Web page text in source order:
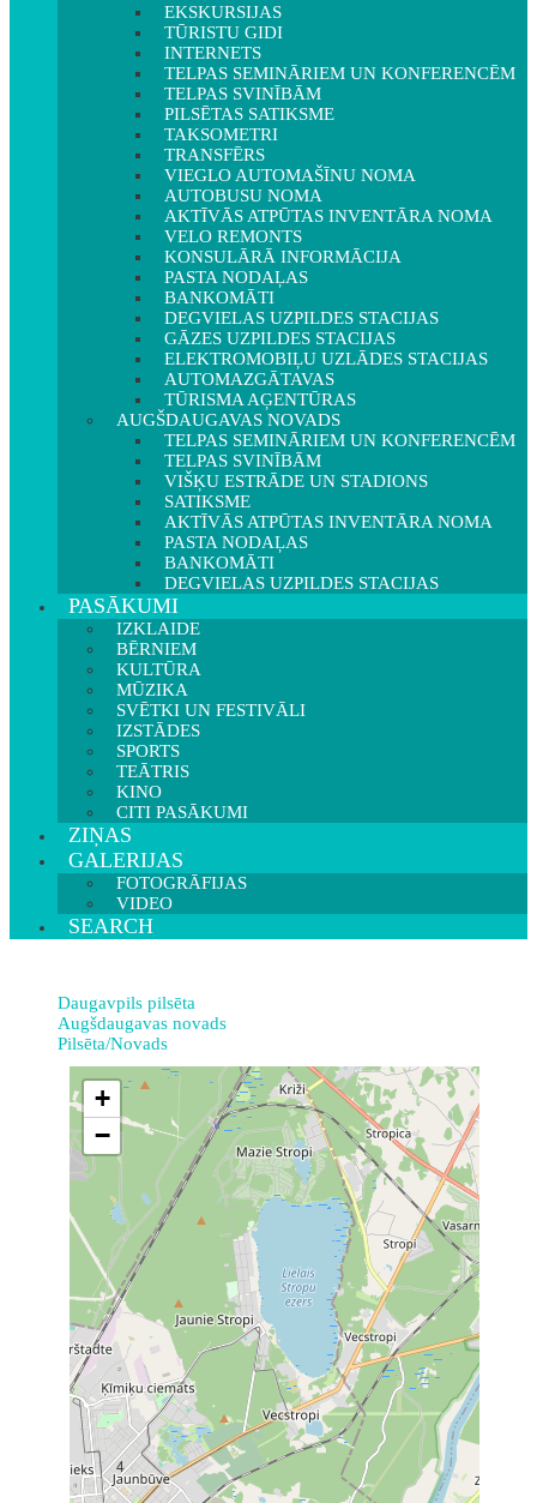
EKSKURSIJAS
TŪRISTU GIDI
INTERNETS
TELPAS SEMINĀRIEM UN KONFERENCĒM
TELPAS SVINĪBĀM
PILSĒTAS SATIKSME
TAKSOMETRI
TRANSFĒRS
VIEGLO AUTOMAŠĪNU NOMA
AUTOBUSU NOMA
AKTĪVĀS ATPŪTAS INVENTĀRA NOMA
VELO REMONTS
KONSULĀRĀ INFORMĀCIJA
PASTA NODAĻAS
BANKOMĀTI
DEGVIELAS UZPILDES STACIJAS
GĀZES UZPILDES STACIJAS
ELEKTROMOBIĻU UZLĀDES STACIJAS
AUTOMAZGĀTAVAS
TŪRISMA AĢENTŪRAS
AUGŠDAUGAVAS NOVADS
TELPAS SEMINĀRIEM UN KONFERENCĒM
TELPAS SVINĪBĀM
VIŠĶU ESTRĀDE UN STADIONS
SATIKSME
AKTĪVĀS ATPŪTAS INVENTĀRA NOMA
PASTA NODAĻAS
BANKOMĀTI
DEGVIELAS UZPILDES STACIJAS
PASĀKUMI
IZKLAIDE
BĒRNIEM
KULTŪRA
MŪZIKA
SVĒTKI UN FESTIVĀLI
IZSTĀDES
SPORTS
TEĀTRIS
KINO
CITI PASĀKUMI
ZIŅAS
GALERIJAS
FOTOGRĀFIJAS
VIDEO
SEARCH
Daugavpils pilsēta
Augšdaugavas novads
Pilsēta/Novads
4
+
−